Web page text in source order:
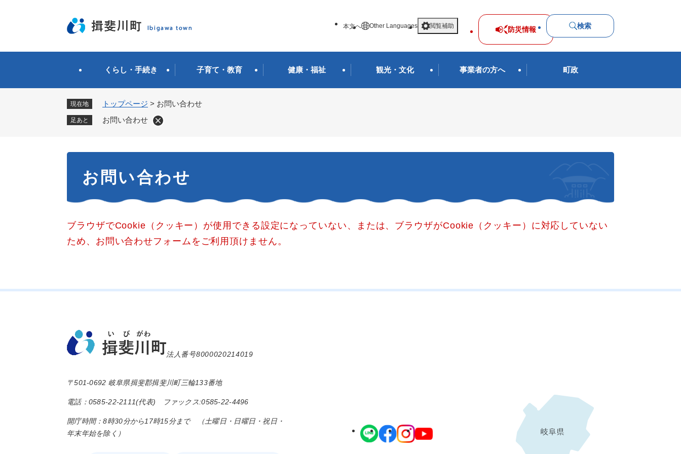
先
す
本文へ Other Languages 閲覧補助 防災情報 検索
くらし・手続き 子育て・教育 健康・福祉 観光・文化 事業者の方へ 町政
現在地 トップページ > お問い合わせ
足あと お問い合わせ
お問い合わせ
ブラウザでCookie（クッキー）が使用できる設定になっていない、または、ブラウザがCookie（クッキー）に対応していない
ため、お問い合わせフォームをご利用頂けません。
法人番号8000020214019
〒501-0692 岐阜県揖斐郡揖斐川町三輪133番地
電話：0585-22-2111(代表) ファックス:0585-22-4496
開庁時間：8時30分から17時15分まで （土曜日・日曜日・祝日・
年末年始を除く）